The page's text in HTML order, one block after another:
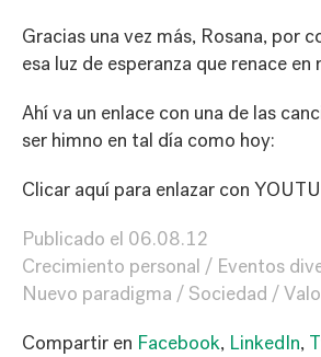
Gracias una vez más, Rosana, por
esa luz de esperanza que renace
Ahí va un enlace con una de las
ser himno en tal día como hoy:
Clicar aquí para enlazar con
Publicado el 06.08.12
Crecimiento personal
Eventos
Nuevo paradigma
Sociedad
Compartir en Facebook, LinkedIn,